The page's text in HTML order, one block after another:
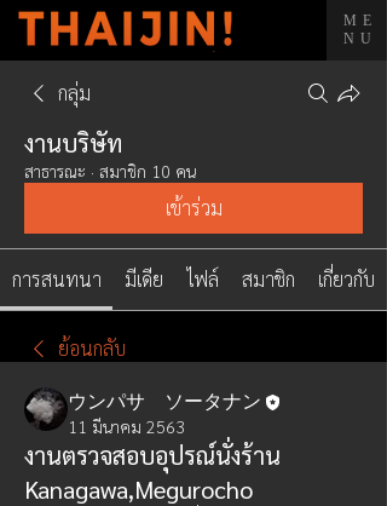
ME
NU
กลุ่ม
งานบริษัท
สาธารณะ · สมาชิก 10 คน
เข้าร่วม
การสนทนา มีเดีย ไฟล์ สมาชิก เกี่ยวกับ
ย้อนกลับ
ウンパサ ソータナン
11 มีนาคม 2563
งานตรวจสอบอุปรณ์นั่งร้าน
Kanagawa,Megurocho